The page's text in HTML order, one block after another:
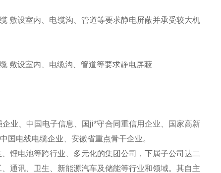
敷设室内、电缆沟、管道等要求静电屏蔽并承受较大机
敷设室内、电缆沟、管道等要求静电屏蔽
企业、中国电子信息、国ji*守合同重信用企业、国家高新
国电线电缆企业、安徽省重点骨干企业。
锂电池等跨行业、多元化的集团公司，下属子公司达二
通讯、卫生、新能源汽车及储能等行业和领域。其自主